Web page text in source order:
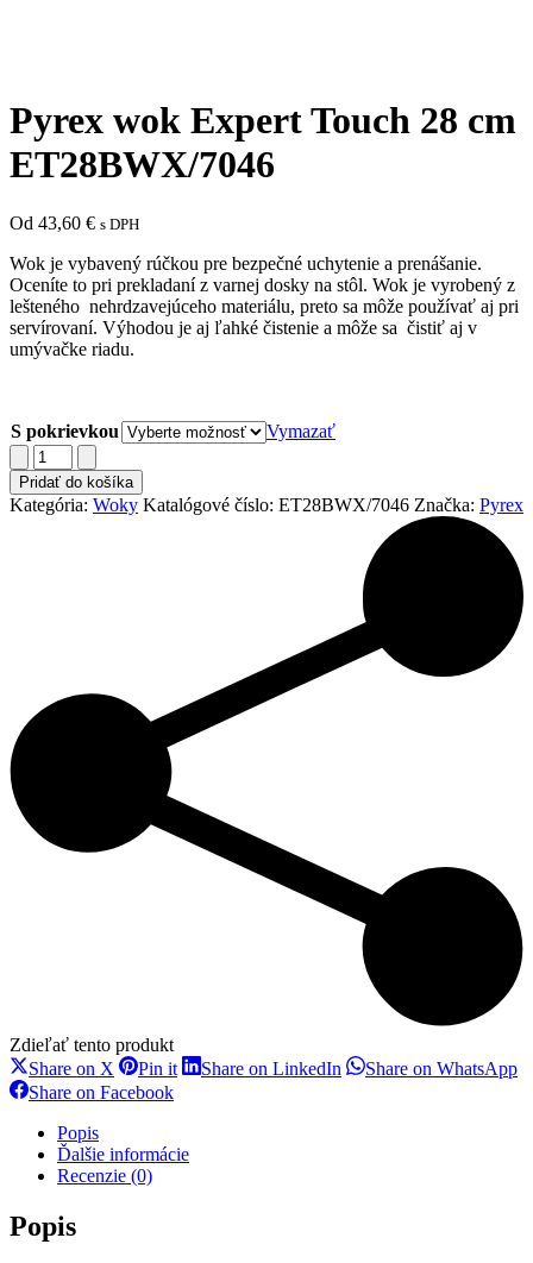
Pyrex wok Expert Touch 28 cm
ET28BWX/7046
Od 43,60 € s DPH
Wok je vybavený rúčkou pre bezpečné uchytenie a prenášanie.
Oceníte to pri prekladaní z varnej dosky na stôl. Wok je vyrobený z
lešteného nehrdzavejúceho materiálu, preto sa môže používať aj pri
servírovaní. Výhodou je aj ľahké čistenie a môže sa čistiť aj v
umývačke riadu.
S pokrievkou
Vymazať
množstvo
Pyrex
wok
Expert
Pridať do košíka
Kategória: Woky Katalógové číslo: ET28BWX/7046 Značka: Pyrex
Zdieľať tento produkt
Share on X Share
on
X
Pin itShareShare on LinkedIn ShareShare on WhatsApp
Share on FacebookShare
Popis
Ďalšie informácie
Recenzie (0)
Popis